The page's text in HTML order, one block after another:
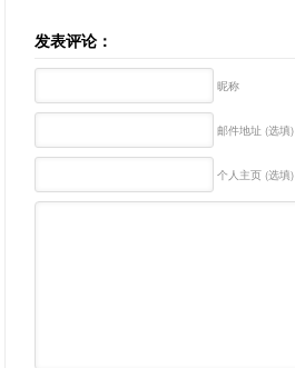
发表评论：
昵称
邮件地址 (选填)
个人主页 (选填)